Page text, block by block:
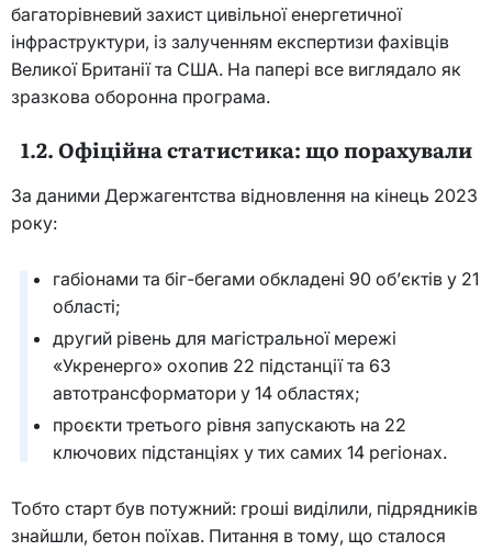
багаторівневий захист цивільної енергетичної
інфраструктури, із залученням експертизи фахівців
Великої Британії та США. На папері все виглядало як
зразкова оборонна програма.
1.2. Офіційна статистика: що порахували
За даними Держагентства відновлення на кінець 2023
року:
габіонами та біг-бегами обкладені 90 об’єктів у 21
області;
другий рівень для магістральної мережі
«Укренерго» охопив 22 підстанції та 63
автотрансформатори у 14 областях;
проєкти третього рівня запускають на 22
ключових підстанціях у тих самих 14 регіонах.
Тобто старт був потужний: гроші виділили, підрядників
знайшли, бетон поїхав. Питання в тому, що сталося